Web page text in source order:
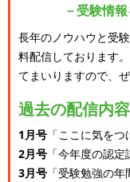
－受験情
長年のノウハウと受
料配信しております。
てまいりますので、
過去の配信内容
1月号 「ここに気を
2月号 「今年度の認定
3月号 「受験勉強の年